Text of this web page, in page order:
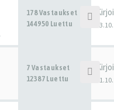
178 Vastaukset
144950 Luettu
7 Vastaukset
12387 Luettu